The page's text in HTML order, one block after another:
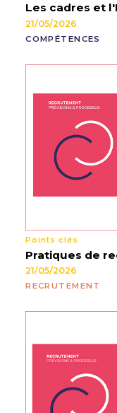
Les cadres et
21/05/2026
COMPÉTENCES
Points clés
Pratiques de
21/05/2026
RECRUTEMENT